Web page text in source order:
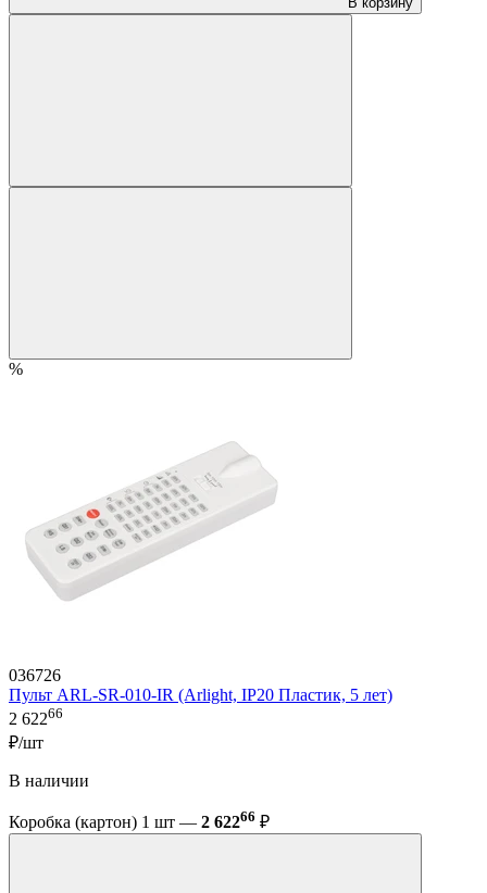
%
036726
Пульт ARL-SR-010-IR (Arlight, IP20 Пластик, 5 лет)
2 62266
₽/шт
В наличии
Коробка (картон) 1 шт — 2 62266 ₽